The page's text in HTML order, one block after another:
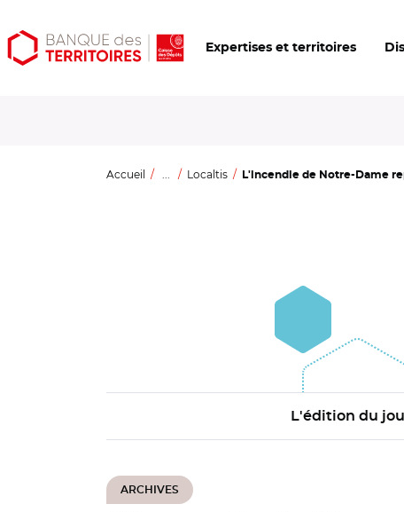
Aller
au
Aller
au
Ouvrir
les
Expertises et territoires
Accueil ... Localtis L'incendie de Notre-Dame
L'édition du
ARCHIVES